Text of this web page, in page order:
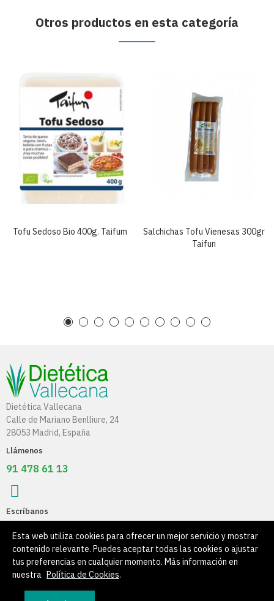
Otros productos en esta categoría
Tofu Sedoso Bio 400g. Taifum
Salchichas Tofu Vienesas 300gr
Taifun
Dietética Vallecana
Calle de Mariano Benlliure, 24
28053 Madrid, España
Llámenos
91 478 61 13
Escríbanos
info@dieteticavallecana.com
Información
Esta web utiliza cookies para ofrecer un mejor servicio y mostrar
contenido relevante. Puedes aceptar todas las cookies o ajustar
tus preferencias en cualquier momento. Más información en
nuestra Política de Cookies.